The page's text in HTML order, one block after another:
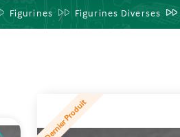
Figurines Figurines Diverses
Dernier Produit